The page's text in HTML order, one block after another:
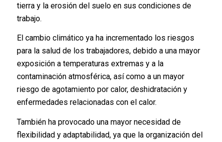
tierra y la erosión del suelo en sus condiciones de
trabajo.
El cambio climático ya ha incrementado los riesgos
para la salud de los trabajadores, debido a una mayor
exposición a temperaturas extremas y a la
contaminación atmosférica, así como a un mayor
riesgo de agotamiento por calor, deshidratación y
enfermedades relacionadas con el calor.
También ha provocado una mayor necesidad de
flexibilidad y adaptabilidad, ya que la organización del